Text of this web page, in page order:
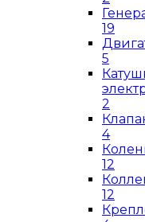
19
5
2
4
12
12